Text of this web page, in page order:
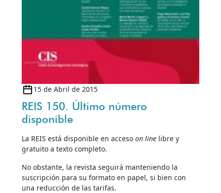
15 de Abril de 2015
REIS 150. Último número
disponible
La REIS está disponible en acceso on line libre y
gratuito a texto completo.
No obstante, la revista seguirá manteniendo la
suscripción para su formato en papel, si bien con
una reducción de las tarifas.